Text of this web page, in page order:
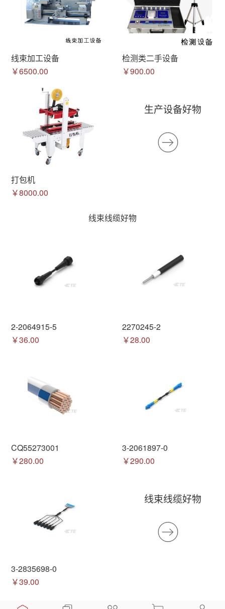
线束加工设备
￥6500.00
检测类二手设备
￥900.00
打包机
￥8000.00
生产设备好物
线束线缆好物
2-2064915-5
￥36.00
2270245-2
￥28.00
CQ55273001
￥280.00
3-2061897-0
￥290.00
3-2835698-0
￥39.00
线束线缆好物